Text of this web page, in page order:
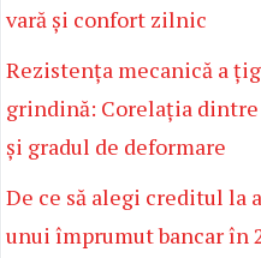
vară și confort zilnic
Rezistența mecanică a
grindină: Corelația
și gradul de deformare
De ce să alegi creditul la
unui împrumut bancar în